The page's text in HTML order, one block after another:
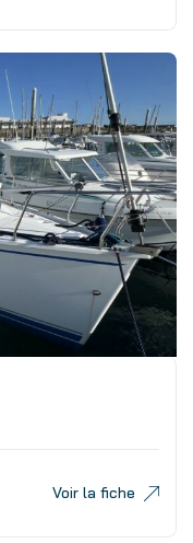
Voir la fiche